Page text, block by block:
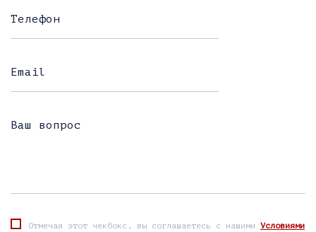
Телефон
Email
Ваш вопрос
Отмечая этот чекбокс, вы соглашаетесь с нашими Условиями